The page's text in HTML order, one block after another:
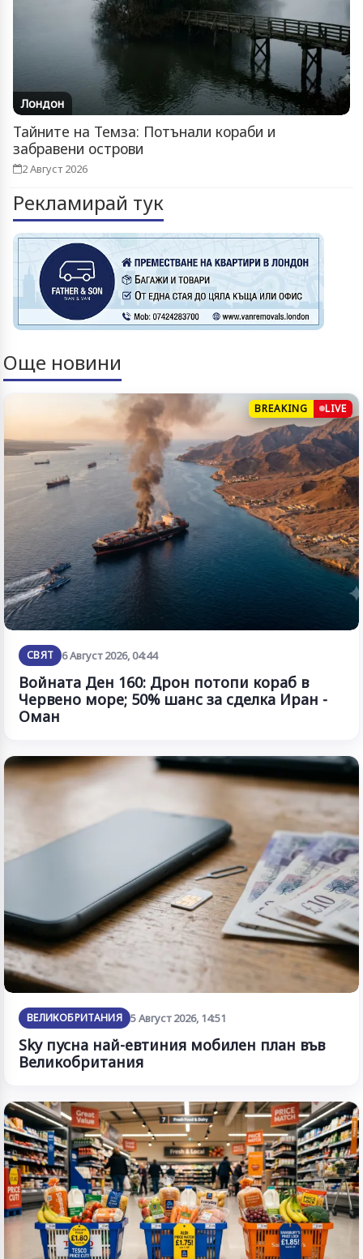
Лондон
Тайните на Темза: Потънали кораби и
забравени острови
2 Август 2026
Рекламирай тук
Още новини
BREAKING LIVE
СВЯТ 6 Август 2026, 04:44
Войната Ден 160: Дрон потопи кораб в
Червено море; 50% шанс за сделка Иран -
Оман
ВЕЛИКОБРИТАНИЯ 5 Август 2026, 14:51
Sky пусна най-евтиния мобилен план във
Великобритания